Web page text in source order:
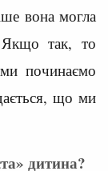
вона могла
Якщо так, то
починаємо
що ми
дитина?